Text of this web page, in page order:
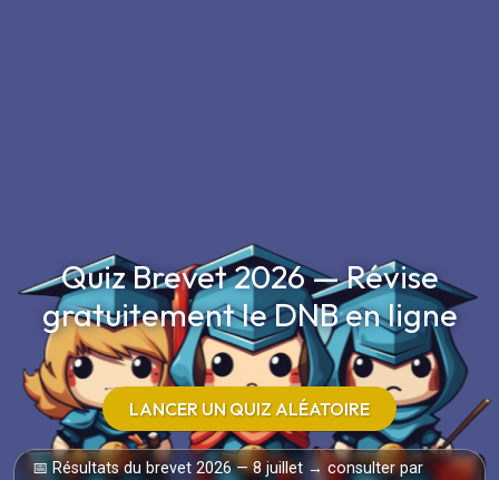
Quiz Brevet 2026 — Révise
gratuitement le DNB en ligne
LANCER UN QUIZ ALÉATOIRE
📅 Résultats du brevet 2026 — 8 juillet → consulter par